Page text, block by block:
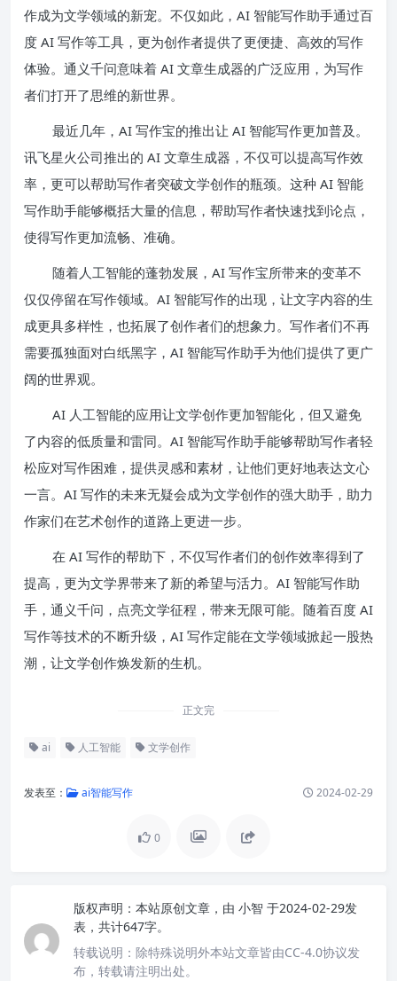
作成为文学领域的新宠。不仅如此，AI 智能写作助手通过百
度 AI 写作等工具，更为创作者提供了更便捷、高效的写作
体验。通义千问意味着 AI 文章生成器的广泛应用，为写作
者们打开了思维的新世界。
最近几年，AI 写作宝的推出让 AI 智能写作更加普及。
讯飞星火公司推出的 AI 文章生成器，不仅可以提高写作效
率，更可以帮助写作者突破文学创作的瓶颈。这种 AI 智能
写作助手能够概括大量的信息，帮助写作者快速找到论点，
使得写作更加流畅、准确。
随着人工智能的蓬勃发展，AI 写作宝所带来的变革不
仅仅停留在写作领域。AI 智能写作的出现，让文字内容的生
成更具多样性，也拓展了创作者们的想象力。写作者们不再
需要孤独面对白纸黑字，AI 智能写作助手为他们提供了更广
阔的世界观。
AI 人工智能的应用让文学创作更加智能化，但又避免
了内容的低质量和雷同。AI 智能写作助手能够帮助写作者轻
松应对写作困难，提供灵感和素材，让他们更好地表达文心
一言。AI 写作的未来无疑会成为文学创作的强大助手，助力
作家们在艺术创作的道路上更进一步。
在 AI 写作的帮助下，不仅写作者们的创作效率得到了
提高，更为文学界带来了新的希望与活力。AI 智能写作助
手，通义千问，点亮文学征程，带来无限可能。随着百度 AI
写作等技术的不断升级，AI 写作定能在文学领域掀起一股热
潮，让文学创作焕发新的生机。
正文完
ai 人工智能 文学创作
发表至： ai智能写作 2024-02-29
0
版权声明： 本站原创文章，由 小智 于2024-02-29发
表，共计647字。
转载说明： 除特殊说明外本站文章皆由CC-4.0协议发
布，转载请注明出处。